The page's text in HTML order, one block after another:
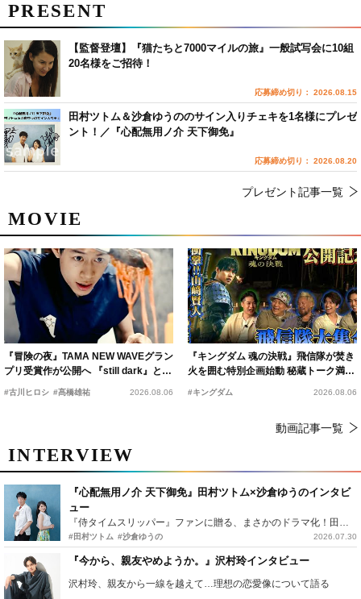
MOVIE
『冒険の夜』TAMA NEW WAVEグラン
プリ受賞作が公開へ 『still dark』と同
時上映決定
#古川ヒロシ #髙橋雄祐 2026.08.06
『キングダム 魂の決戦』飛信隊が焚き
火を囲む特別企画始動 秘蔵トーク満載
の“キングダムキャンプ”開催
#キングダム 2026.08.06
動画記事一覧
INTERVIEW
『心配無用ノ介 天下御免』田村ツトム×沙倉ゆうのインタビ
ュー
『侍タイムスリッパー』ファンに贈る、まさかのドラマ化！田村ツトム×沙倉ゆうのが語る『心配無用ノ介』撮影秘話
#田村ツトム #沙倉ゆうの 2026.07.30
『今から、親友やめようか。』沢村玲インタビュー
沢村玲、親友から一線を越えて…理想の恋愛像について語る
PRESENT
【監督登壇】『猫たちと7000マイルの旅』一般試写会に10組
20名様をご招待！
応募締め切り： 2026.08.15
田村ツトム＆沙倉ゆうののサイン入りチェキを1名様にプレゼ
ント！／『心配無用ノ介 天下御免』
応募締め切り： 2026.08.20
プレゼント記事一覧